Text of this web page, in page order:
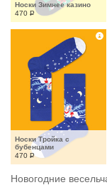
Носки Зимнее казино
470 Р
Носки Тройка с
бубенцами
470 Р
Новогодние